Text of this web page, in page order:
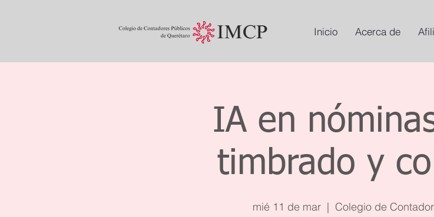
Inicio Acerca de
IA en
timbrado y
mié 11 de mar
  |
Colegio de